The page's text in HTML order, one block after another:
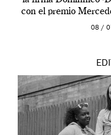
con el premio
08 /